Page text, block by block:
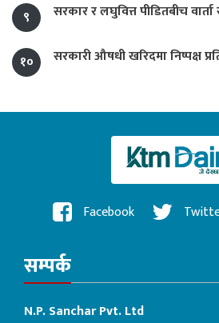
९
सरकार र लघुवित्त पीडितबीच
१० सरकारी औषधी खरिदमा निष्पक्ष
Facebook
सम्पर्क
N.P. Sanchar Pvt. Ltd